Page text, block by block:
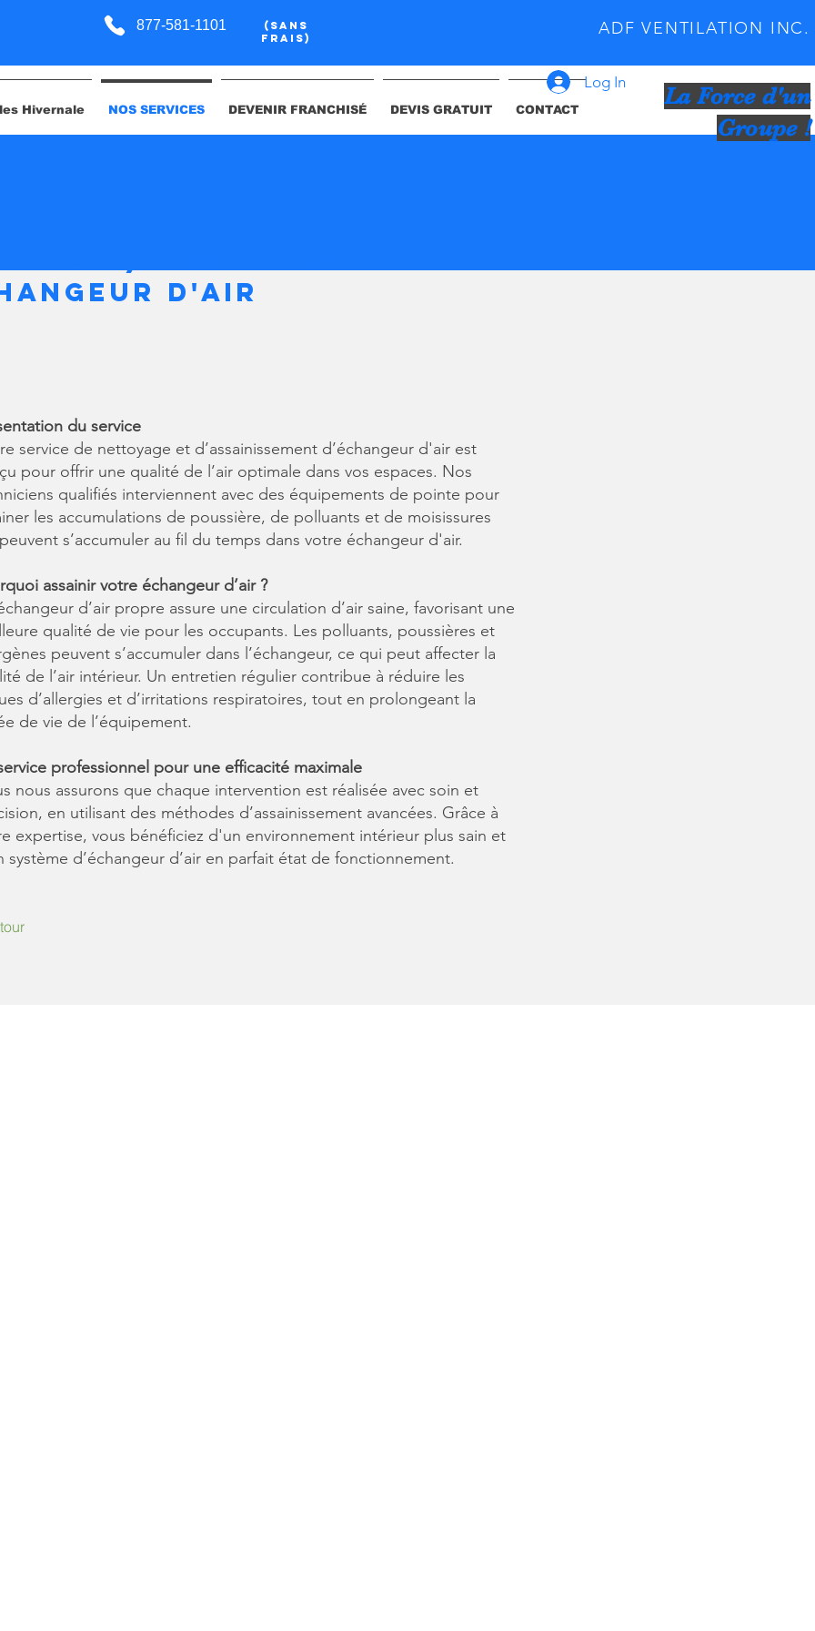
ADF VENTILATION INC.
La Force d'un
Groupe !
877-581-1101
(Sans
Frais)
Hivernale NOS SERVICES DEVENIR FRANCHISÉ DEVIS GRATUIT CONTACT
Log In
d'air
du service
service de nettoyage et d’assainissement d’échangeur d'air est
pour offrir une qualité de l’air optimale dans vos espaces. Nos
qualifiés interviennent avec des équipements de pointe pour
les accumulations de poussière, de polluants et de moisissures
s’accumuler au fil du temps dans votre échangeur d'air.
assainir votre échangeur d’air ?
d’air propre assure une circulation d’air saine, favorisant une
qualité de vie pour les occupants. Les polluants, poussières et
peuvent s’accumuler dans l’échangeur, ce qui peut affecter la
de l’air intérieur. Un entretien régulier contribue à réduire les
d’allergies et d’irritations respiratoires, tout en prolongeant la
de vie de l’équipement.
professionnel pour une efficacité maximale
nous assurons que chaque intervention est réalisée avec soin et
en utilisant des méthodes d’assainissement avancées. Grâce à
expertise, vous bénéficiez d'un environnement intérieur plus sain et
système d’échangeur d’air en parfait état de fonctionnement.